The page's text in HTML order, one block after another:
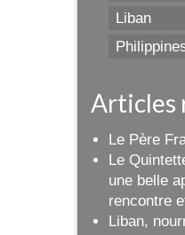
Liban
Articles
Le Père
Le
une belle
rencontre
Liban,